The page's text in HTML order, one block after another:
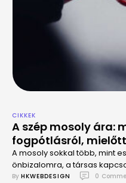
CIKKEK
A szép mosoly ára:
fogpótlásról,
A mosoly sokkal több, mint
önbizalomra, a társas
érzed magad a
By HKWEBDESIGN 0